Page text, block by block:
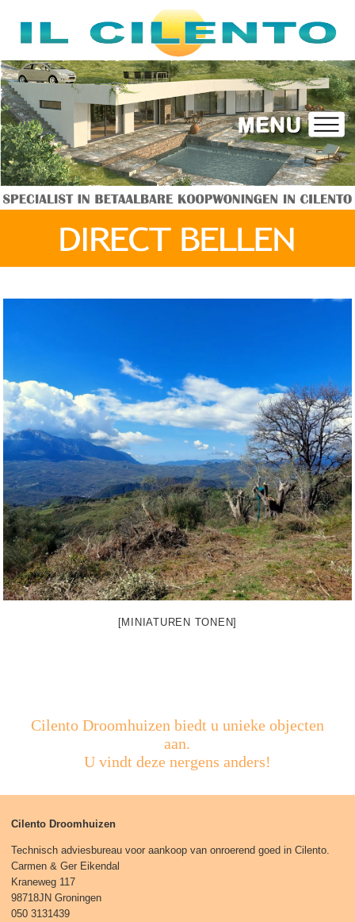
[MINIATUREN TONEN]
Cilento Droomhuizen biedt u unieke objecten
aan.
U vindt deze nergens anders!
Cilento Droomhuizen
Technisch adviesbureau voor aankoop van onroerend goed in Cilento.
Carmen & Ger Eikendal
Kraneweg 117
98718JN Groningen
050 3131439